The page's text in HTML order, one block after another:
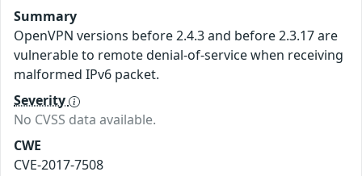
Summary
OpenVPN versions before 2.4.3 and before 2.3.17 are
vulnerable to remote denial-of-service when receiving
malformed IPv6 packet.
Severity
No CVSS data available.
CWE
CVE-2017-7508